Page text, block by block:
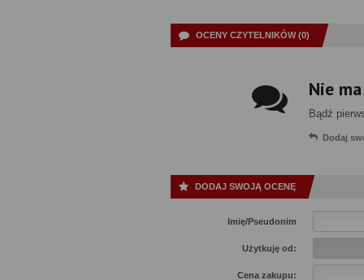
OCENY CZYTELNIKÓW (0)
Nie
Bądź
Dodaj
DODAJ SWOJĄ OCENĘ
Imię/Pseudonim
Użytkuję od:
Cena zakupu: